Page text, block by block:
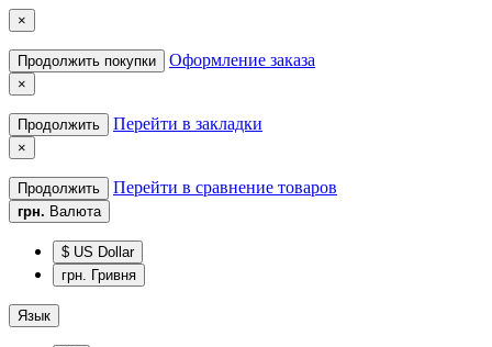
×
Продолжить покупки Оформление заказа
×
Продолжить Перейти в закладки
×
Продолжить Перейти в сравнение товаров
грн. Валюта
$ US Dollar
грн. Гривня
Язык